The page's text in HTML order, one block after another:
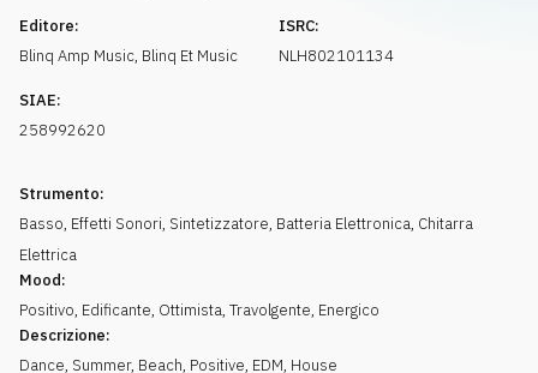
Editore:
Blinq Amp Music, Blinq Et Music
ISRC:
NLH802101134
SIAE:
258992620
Strumento:
Basso, Effetti Sonori, Sintetizzatore, Batteria Elettronica, Chitarra
Elettrica
Mood:
Positivo, Edificante, Ottimista, Travolgente, Energico
Descrizione:
Dance, Summer, Beach, Positive, EDM, House